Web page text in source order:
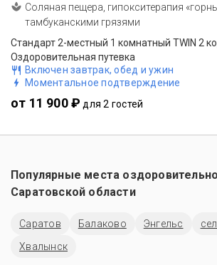
Соляная пещера, гипокситерапия
тамбуканскими грязями
Стандарт 2-местный 1 комнатный TWIN 2
Оздоровительная путевка
Включен завтрак, обед и ужин
Моментальное подтверждение
от 11 900 ₽ для 2 гостей
Популярные места
Саратовской области
Саратов Балаково Энгельс
Хвалынск